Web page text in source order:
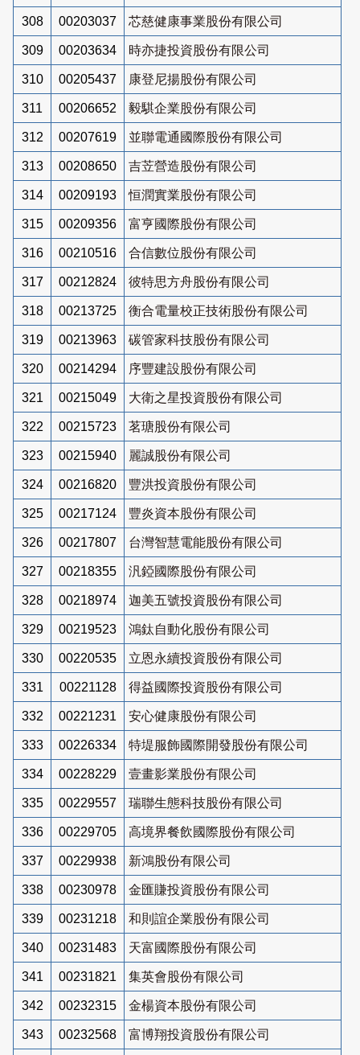
308 00203037 芯慈健康事業股份有限公司
309 00203634 時亦捷投資股份有限公司
310 00205437 康登尼揚股份有限公司
311 00206652 毅騏企業股份有限公司
312 00207619 並聯電通國際股份有限公司
313 00208650 吉苙營造股份有限公司
314 00209193 恒潤實業股份有限公司
315 00209356 富亨國際股份有限公司
316 00210516 合信數位股份有限公司
317 00212824 彼特思方舟股份有限公司
318 00213725 衡合電量校正技術股份有限公司
319 00213963 碳管家科技股份有限公司
320 00214294 序豐建設股份有限公司
321 00215049 大衛之星投資股份有限公司
322 00215723 茗瑭股份有限公司
323 00215940 麗誠股份有限公司
324 00216820 豐洪投資股份有限公司
325 00217124 豐炎資本股份有限公司
326 00217807 台灣智慧電能股份有限公司
327 00218355 汎錏國際股份有限公司
328 00218974 迦美五號投資股份有限公司
329 00219523 鴻鈦自動化股份有限公司
330 00220535 立恩永續投資股份有限公司
331 00221128 得益國際投資股份有限公司
332 00221231 安心健康股份有限公司
333 00226334 特堤服飾國際開發股份有限公司
334 00228229 壹畫影業股份有限公司
335 00229557 瑞聯生態科技股份有限公司
336 00229705 高境界餐飲國際股份有限公司
337 00229938 新鴻股份有限公司
338 00230978 金匯賺投資股份有限公司
339 00231218 和則誼企業股份有限公司
340 00231483 天富國際股份有限公司
341 00231821 集英會股份有限公司
342 00232315 金楊資本股份有限公司
343 00232568 富博翔投資股份有限公司